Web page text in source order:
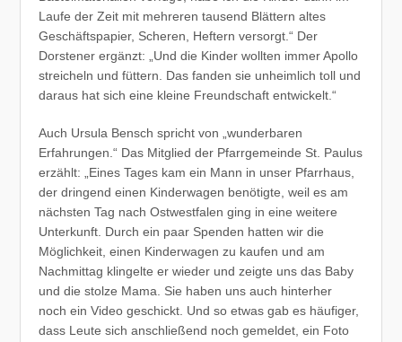
Laufe der Zeit mit mehreren tausend Blättern altes
Geschäftspapier, Scheren, Heftern versorgt.“ Der
Dorstener ergänzt: „Und die Kinder wollten immer Apollo
streicheln und füttern. Das fanden sie unheimlich toll und
daraus hat sich eine kleine Freundschaft entwickelt.“
Auch Ursula Bensch spricht von „wunderbaren
Erfahrungen.“ Das Mitglied der Pfarrgemeinde St. Paulus
erzählt: „Eines Tages kam ein Mann in unser Pfarrhaus,
der dringend einen Kinderwagen benötigte, weil es am
nächsten Tag nach Ostwestfalen ging in eine weitere
Unterkunft. Durch ein paar Spenden hatten wir die
Möglichkeit, einen Kinderwagen zu kaufen und am
Nachmittag klingelte er wieder und zeigte uns das Baby
und die stolze Mama. Sie haben uns auch hinterher
noch ein Video geschickt. Und so etwas gab es häufiger,
dass Leute sich anschließend noch gemeldet, ein Foto